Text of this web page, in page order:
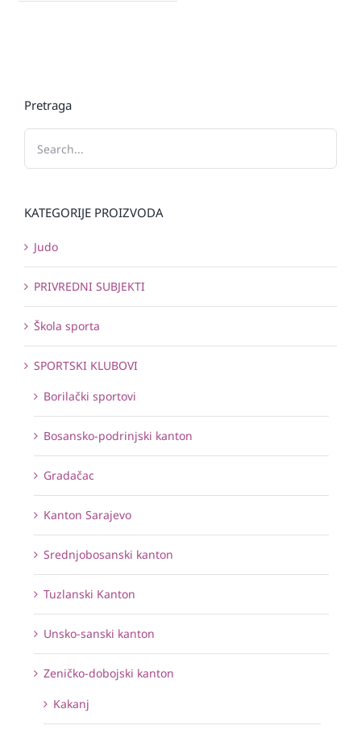
Pretraga
KATEGORIJE PROIZVODA
Judo
PRIVREDNI SUBJEKTI
Škola sporta
SPORTSKI KLUBOVI
Borilački sportovi
Bosansko-podrinjski kanton
Gradačac
Kanton Sarajevo
Srednjobosanski kanton
Tuzlanski Kanton
Unsko-sanski kanton
Zeničko-dobojski kanton
Kakanj